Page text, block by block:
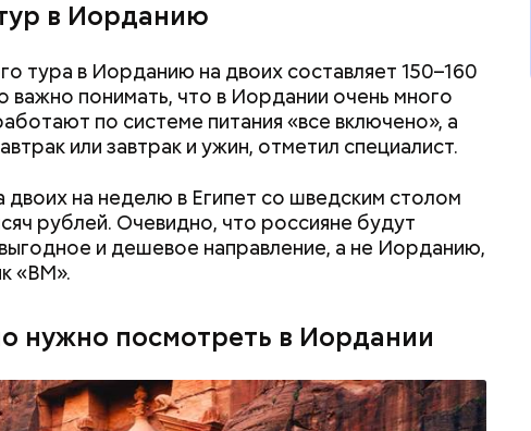
в Иорданию
тура в Иорданию на двоих составляет 150–160
важно понимать, что в Иордании очень много
по системе питания «все включено», а
или завтрак и ужин, отметил специалист.
на неделю в Египет со шведским столом
рублей. Очевидно, что россияне будут
и дешевое направление, а не Иорданию,
«ВМ».
нужно посмотреть в Иордании
грунтовые.